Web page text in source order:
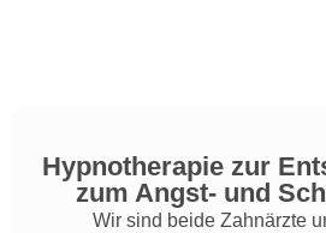
Hypnotherapie zur
zum Angst- und
Wir sind beide Zahnärzte